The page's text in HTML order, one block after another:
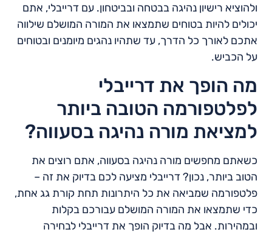
ולהוציא רישיון נהיגה בבטחה ובביטחון. עם דרייבלי, אתם
יכולים להיות בטוחים שתמצאו את המורה המושלם שילווה
אתכם לאורך כל הדרך, עד שתהיו נהגים מיומנים ובטוחים
על הכביש.
מה הופך את דרייבלי
לפלטפורמה הטובה ביותר
למציאת מורה נהיגה בסעווה?
כשאתם מחפשים מורה נהיגה בסעווה, אתם רוצים את
הטוב ביותר, נכון? דרייבלי מציעה לכם בדיוק את זה –
פלטפורמה שמביאה את כל היתרונות תחת קורת גג אחת,
כדי שתמצאו את המורה המושלם עבורכם בקלות
ובמהירות. אבל מה בדיוק הופך את דרייבלי לבחירה